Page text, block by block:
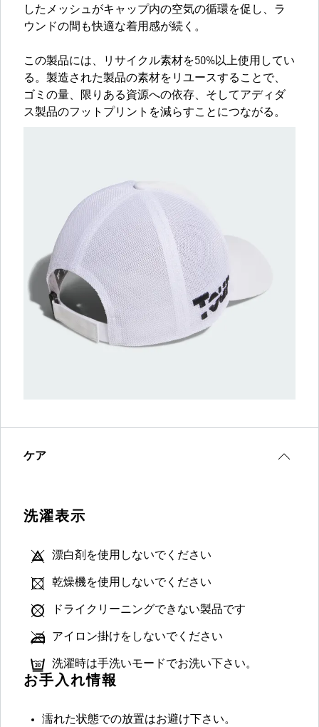
したメッシュがキャップ内の空気の循環を促し、ラ
ウンドの間も快適な着用感が続く。
この製品には、リサイクル素材を50%以上使用してい
る。製造された製品の素材をリユースすることで、
ゴミの量、限りある資源への依存、そしてアディダ
ス製品のフットプリントを減らすことにつながる。
ケア
洗濯表示
漂白剤を使用しないでください
乾燥機を使用しないでください
ドライクリーニングできない製品です
アイロン掛けをしないでください
洗濯時は手洗いモードでお洗い下さい。
お手入れ情報
濡れた状態での放置はお避け下さい。